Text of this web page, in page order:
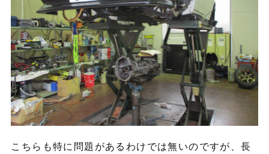
こちらも特に問題があるわけでは無いのですが、長